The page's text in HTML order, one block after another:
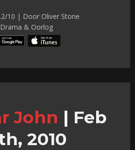
10 | Door Oliver Stone
Drama & Oorlog
John | Feb
2010